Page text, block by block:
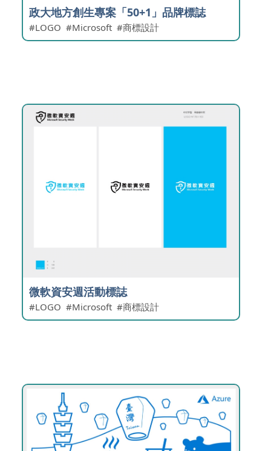
政大地方創生專案「50+1」品牌標誌
LOGO Microsoft 商標設計
微軟資安週活動標誌
LOGO Microsoft 商標設計